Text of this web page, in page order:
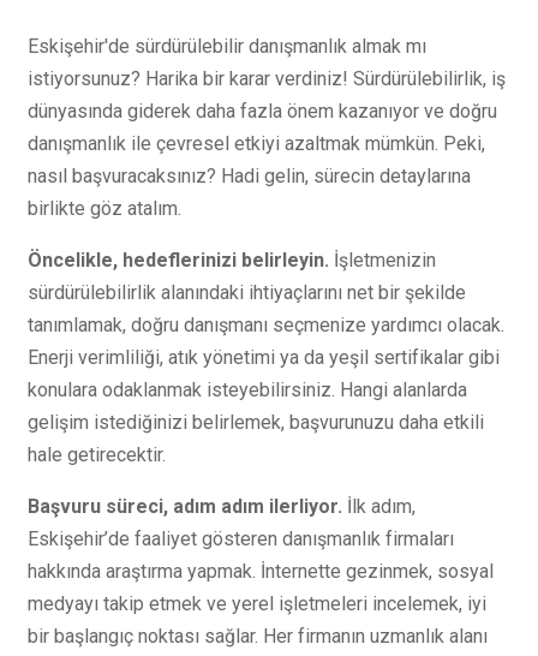
Eskişehir'de sürdürülebilir danışmanlık almak mı
istiyorsunuz? Harika bir karar verdiniz! Sürdürülebilirlik, iş
dünyasında giderek daha fazla önem kazanıyor ve doğru
danışmanlık ile çevresel etkiyi azaltmak mümkün. Peki,
nasıl başvuracaksınız? Hadi gelin, sürecin detaylarına
birlikte göz atalım.
Öncelikle, hedeflerinizi belirleyin. İşletmenizin
sürdürülebilirlik alanındaki ihtiyaçlarını net bir şekilde
tanımlamak, doğru danışmanı seçmenize yardımcı olacak.
Enerji verimliliği, atık yönetimi ya da yeşil sertifikalar gibi
konulara odaklanmak isteyebilirsiniz. Hangi alanlarda
gelişim istediğinizi belirlemek, başvurunuzu daha etkili
hale getirecektir.
Başvuru süreci, adım adım ilerliyor. İlk adım,
Eskişehir’de faaliyet gösteren danışmanlık firmaları
hakkında araştırma yapmak. İnternette gezinmek, sosyal
medyayı takip etmek ve yerel işletmeleri incelemek, iyi
bir başlangıç noktası sağlar. Her firmanın uzmanlık alanı